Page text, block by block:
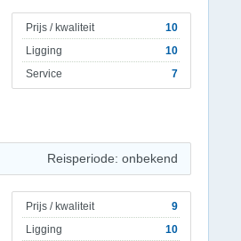
Prijs / kwaliteit
10
Ligging
10
Service
7
Reisperiode: onbekend
Prijs / kwaliteit
9
Ligging
10